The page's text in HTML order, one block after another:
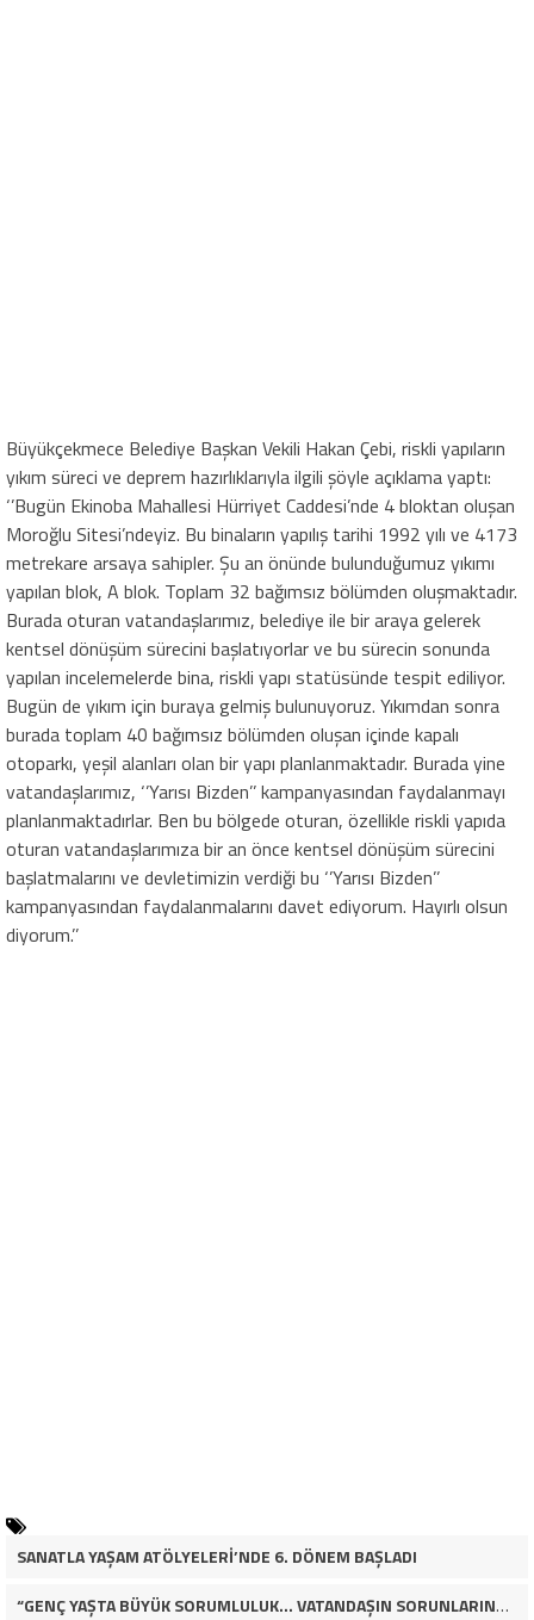
Büyükçekmece Belediye Başkan Vekili Hakan Çebi, riskli yapıların
yıkım süreci ve deprem hazırlıklarıyla ilgili şöyle açıklama yaptı:
‘’Bugün Ekinoba Mahallesi Hürriyet Caddesi’nde 4 bloktan oluşan
Moroğlu Sitesi’ndeyiz. Bu binaların yapılış tarihi 1992 yılı ve 4173
metrekare arsaya sahipler. Şu an önünde bulunduğumuz yıkımı
yapılan blok, A blok. Toplam 32 bağımsız bölümden oluşmaktadır.
Burada oturan vatandaşlarımız, belediye ile bir araya gelerek
kentsel dönüşüm sürecini başlatıyorlar ve bu sürecin sonunda
yapılan incelemelerde bina, riskli yapı statüsünde tespit ediliyor.
Bugün de yıkım için buraya gelmiş bulunuyoruz. Yıkımdan sonra
burada toplam 40 bağımsız bölümden oluşan içinde kapalı
otoparkı, yeşil alanları olan bir yapı planlanmaktadır. Burada yine
vatandaşlarımız, ‘’Yarısı Bizden’’ kampanyasından faydalanmayı
planlanmaktadırlar. Ben bu bölgede oturan, özellikle riskli yapıda
oturan vatandaşlarımıza bir an önce kentsel dönüşüm sürecini
başlatmalarını ve devletimizin verdiği bu ‘’Yarısı Bizden’’
kampanyasından faydalanmalarını davet ediyorum. Hayırlı olsun
diyorum.’’
SANATLA YAŞAM ATÖLYELERİ’NDE 6. DÖNEM BAŞLADI
“GENÇ YAŞTA BÜYÜK SORUMLULUK… VATANDAŞIN SORUNLARINA ÇÖZÜM ARIYOR!”